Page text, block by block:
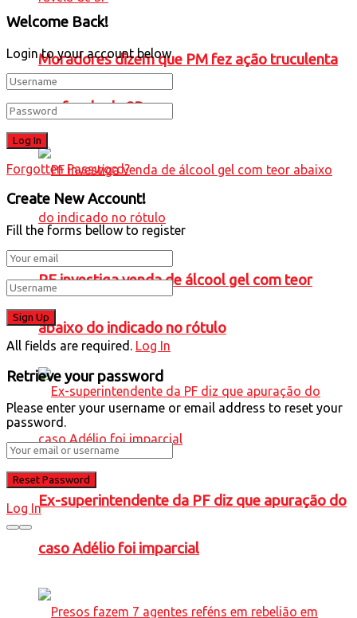
Moradores dizem que PM fez ação truculenta
em favela de SP
PF investiga venda de álcool gel com teor
abaixo do indicado no rótulo
Ex-superintendente da PF diz que apuração do
caso Adélio foi imparcial
Welcome Back!
Login to your account below
Forgotten Password?
Create New Account!
Fill the forms bellow to register
All fields are required. Log In
Retrieve your password
Please enter your username or email address to reset your
password.
Log In